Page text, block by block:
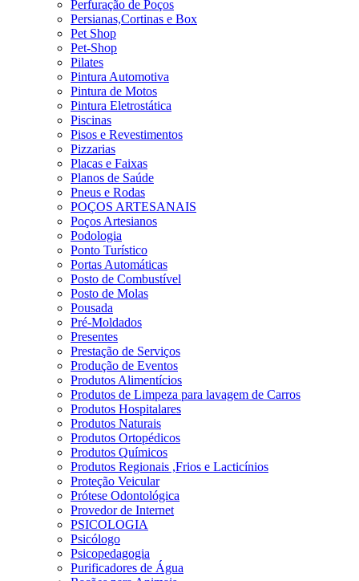
Perfuração de Poços
Persianas,Cortinas e Box
Pet Shop
Pet-Shop
Pilates
Pintura Automotiva
Pintura de Motos
Pintura Eletrostática
Piscinas
Pisos e Revestimentos
Pizzarias
Placas e Faixas
Planos de Saúde
Pneus e Rodas
POÇOS ARTESANAIS
Poços Artesianos
Podologia
Ponto Turístico
Portas Automáticas
Posto de Combustível
Posto de Molas
Pousada
Pré-Moldados
Presentes
Prestação de Serviços
Produção de Eventos
Produtos Alimentícios
Produtos de Limpeza para lavagem de Carros
Produtos Hospitalares
Produtos Naturais
Produtos Ortopédicos
Produtos Químicos
Produtos Regionais ,Frios e Lacticínios
Proteção Veicular
Prótese Odontológica
Provedor de Internet
PSICOLOGIA
Psicólogo
Psicopedagogia
Purificadores de Água